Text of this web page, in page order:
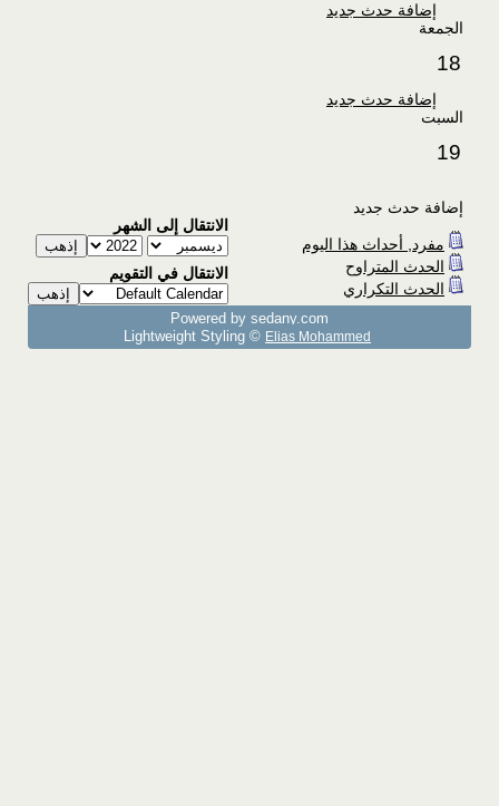
إضافة حدث جديد
الجمعة
18
إضافة حدث جديد
السبت
19
إضافة حدث جديد
مفرد, أحداث هذا اليوم
الحدث المتراوح
الحدث التكراري
الانتقال إلى الشهر
الانتقال في التقويم
Powered by sedany.com
Lightweight Styling © Elias Mohammed